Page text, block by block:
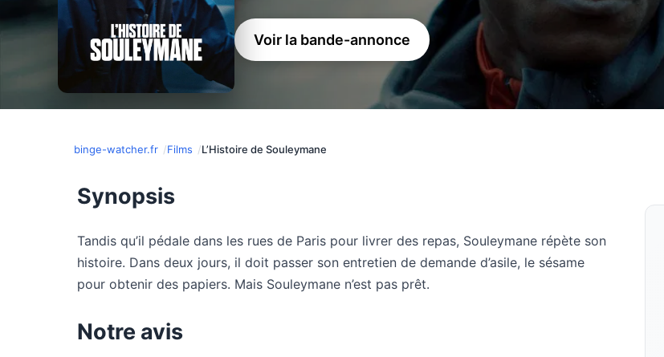
Voir la bande-annonce
binge-watcher.fr Films L’Histoire de Souleymane
Synopsis
Tandis qu’il pédale dans les rues de Paris pour livrer des repas, Souleymane répète son
histoire. Dans deux jours, il doit passer son entretien de demande d’asile, le sésame
pour obtenir des papiers. Mais Souleymane n’est pas prêt.
Notre avis